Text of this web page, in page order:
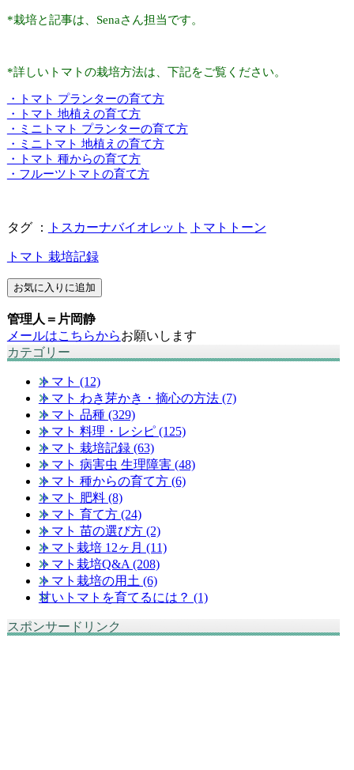
*栽培と記事は、Senaさん担当です。
*詳しいトマトの栽培方法は、下記をご覧ください。
・トマト プランターの育て方
・トマト 地植えの育て方
・ミニトマト プランターの育て方
・ミニトマト 地植えの育て方
・トマト 種からの育て方
・フルーツトマトの育て方
タグ ： トスカーナバイオレット トマトトーン
トマト 栽培記録
管理人＝片岡静
メールはこちらからお願いします
カテゴリー
トマト (12)
トマト わき芽かき・摘心の方法 (7)
トマト 品種 (329)
トマト 料理・レシピ (125)
トマト 栽培記録 (63)
トマト 病害虫 生理障害 (48)
トマト 種からの育て方 (6)
トマト 肥料 (8)
トマト 育て方 (24)
トマト 苗の選び方 (2)
トマト栽培 12ヶ月 (11)
トマト栽培Q&A (208)
トマト栽培の用土 (6)
甘いトマトを育てるには？ (1)
スポンサードリンク